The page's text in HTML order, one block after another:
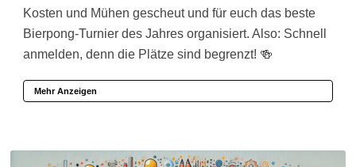
Kosten und Mühen gescheut und für euch das beste
Bierpong-Turnier des Jahres organisiert. Also: Schnell
anmelden, denn die Plätze sind begrenzt! 🍻
Mehr Anzeigen